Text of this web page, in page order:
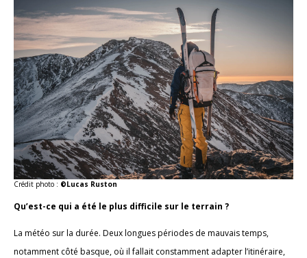
Crédit photo : ©Lucas Ruston
Qu’est-ce qui a été le plus difficile sur le terrain ?
La météo sur la durée. Deux longues périodes de mauvais temps,
notamment côté basque, où il fallait constamment adapter l’itinéraire,